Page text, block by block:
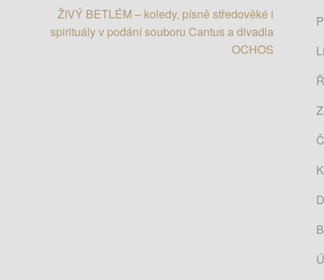
ŽIVÝ BETLÉM – koledy, písně středověké i
spirituály v podání souboru Cantus a divadla
OCHOS